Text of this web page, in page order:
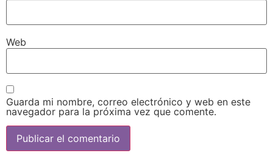
Web
Guarda mi nombre, correo electrónico y web en este
navegador para la próxima vez que comente.